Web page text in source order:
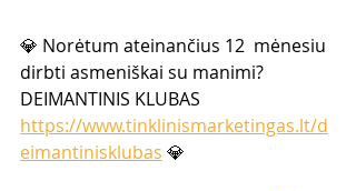
💎 Norėtum ateinančius 12  mėnesiu
dirbti asmeniškai su manimi?
DEIMANTINIS KLUBAS
https://www.tinklinismarketingas.lt/d
eimantinisklubas 💎